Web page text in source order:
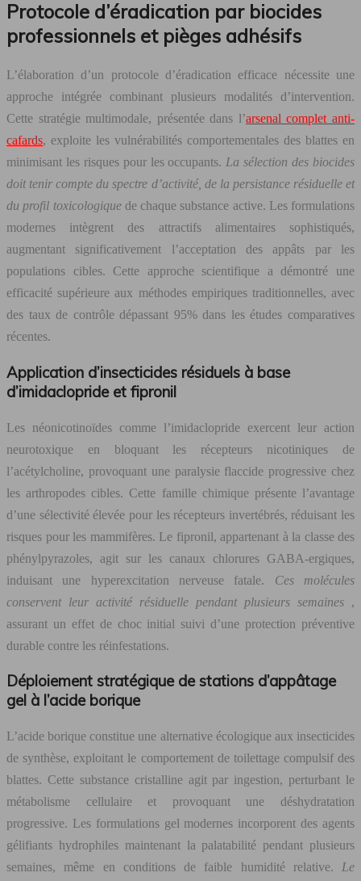
Protocole d’éradication par biocides
professionnels et pièges adhésifs
L’élaboration d’un protocole d’éradication efficace nécessite une
approche intégrée combinant plusieurs modalités d’intervention.
Cette stratégie multimodale, présentée dans l’arsenal complet anti-
cafards, exploite les vulnérabilités comportementales des blattes en
minimisant les risques pour les occupants. La sélection des biocides
doit tenir compte du spectre d’activité, de la persistance résiduelle et
du profil toxicologique de chaque substance active. Les formulations
modernes intègrent des attractifs alimentaires sophistiqués,
augmentant significativement l’acceptation des appâts par les
populations cibles. Cette approche scientifique a démontré une
efficacité supérieure aux méthodes empiriques traditionnelles, avec
des taux de contrôle dépassant 95% dans les études comparatives
récentes.
Application d’insecticides résiduels à base
d’imidaclopride et fipronil
Les néonicotinoïdes comme l’imidaclopride exercent leur action
neurotoxique en bloquant les récepteurs nicotiniques de
l’acétylcholine, provoquant une paralysie flaccide progressive chez
les arthropodes cibles. Cette famille chimique présente l’avantage
d’une sélectivité élevée pour les récepteurs invertébrés, réduisant les
risques pour les mammifères. Le fipronil, appartenant à la classe des
phénylpyrazoles, agit sur les canaux chlorures GABA-ergiques,
induisant une hyperexcitation nerveuse fatale. Ces molécules
conservent leur activité résiduelle pendant plusieurs semaines ,
assurant un effet de choc initial suivi d’une protection préventive
durable contre les réinfestations.
Déploiement stratégique de stations d’appâtage
gel à l’acide borique
L’acide borique constitue une alternative écologique aux insecticides
de synthèse, exploitant le comportement de toilettage compulsif des
blattes. Cette substance cristalline agit par ingestion, perturbant le
métabolisme cellulaire et provoquant une déshydratation
progressive. Les formulations gel modernes incorporent des agents
gélifiants hydrophiles maintenant la palatabilité pendant plusieurs
semaines, même en conditions de faible humidité relative. Le